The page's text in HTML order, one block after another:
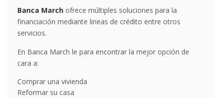
Banca March ofrece múltiples soluciones para la
financiación mediante lineas de crédito entre otros
servicios.
En Banca March le para encontrar la mejor opción de
cara a:
Comprar una vivienda
Reformar su casa